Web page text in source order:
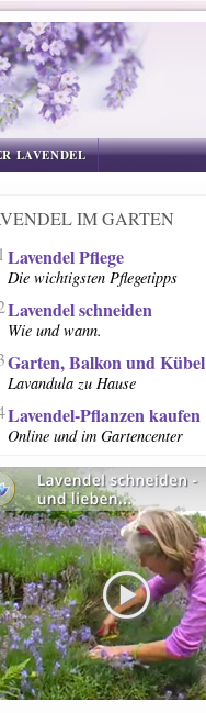
LAVENDEL
IM GARTEN
Lavendel Pflege
Die wichtigsten Pflegetipps
Lavendel schneiden
Wie und wann.
Garten, Balkon und Kübel
Lavandula zu Hause
Lavendel-Pflanzen kaufen
Online und im Gartencenter